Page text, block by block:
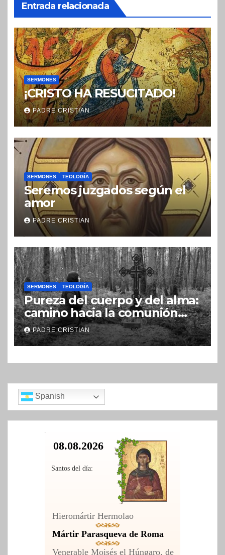
Entrada relacionada
SERMONES
¡CRISTO HA RESUCITADO!
PADRE CRISTIAN
SERMONES TEOLOGÍA
Seremos juzgados según el
amor
PADRE CRISTIAN
SERMONES TEOLOGÍA
Pureza del cuerpo y del alma:
camino hacia la comunión
con Dios
PADRE CRISTIAN
Spanish